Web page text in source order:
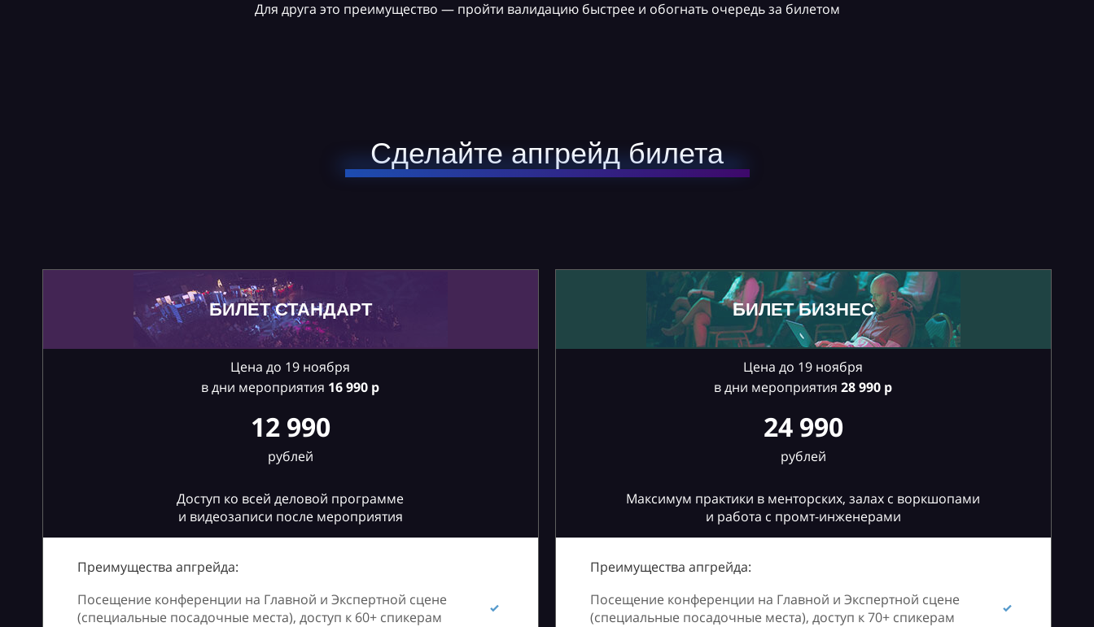
Для друга это преимущество — пройти валидацию быстрее и обогнать очередь за билетом
Сделайте апгрейд билета
БИЛЕТ СТАНДАРТ
Цена до 19 ноября
в дни мероприятия 16990 р
12 990
рублей
Доступ ко всей деловой программе
и видеозаписи после мероприятия
Преимущества апгрейда:
Посещение конференции на Главной и Экспертной сцене
(специальные посадочные места), доступ к 60+ спикерам
БИЛЕТ БИЗНЕС
Цена до 19 ноября
в дни мероприятия 28990 р
24 990
рублей
Максимум практики в менторских, залах с воркшопами
и работа с промт-инженерами
Преимущества апгрейда:
Посещение конференции на Главной и Экспертной сцене
(специальные посадочные места), доступ к 70+ спикерам